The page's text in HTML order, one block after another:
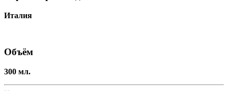
Италия
Объём
300 мл.